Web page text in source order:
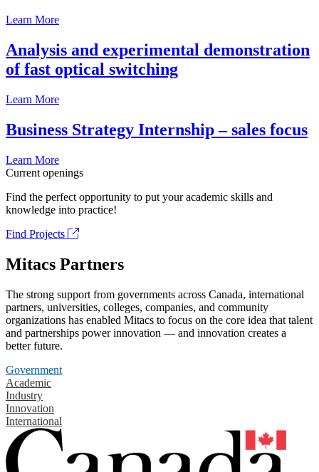
Learn More
Analysis and experimental demonstration
of fast optical switching
Learn More
Business Strategy Internship – sales focus
Learn More
Current openings
Find the perfect opportunity to put your academic skills and
knowledge into practice!
Find Projects
Mitacs Partners
The strong support from governments across Canada, international
partners, universities, colleges, companies, and community
organizations has enabled Mitacs to focus on the core idea that talent
and partnerships power innovation — and innovation creates a
better future.
Government
Academic
Industry
Innovation
International